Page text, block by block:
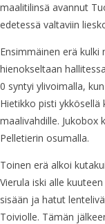
maalitilinsä avannut
edetessä valtaviin
Ensimmäinen erä kulki
hienokseltaan
0 syntyi ylivoimalla,
Hietikko pisti
maalivahdille. Jukobox
Pelletierin osumalla.
Toinen erä alkoi
Vierula iski alle
sisään ja hatut
Toiviolle. Tämän